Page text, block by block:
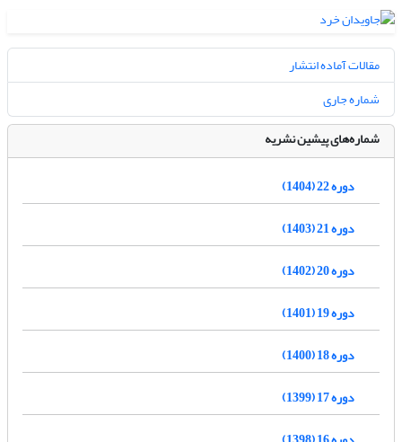
مقالات آماده انتشار
شماره جاری
شماره‌های پیشین نشریه
دوره 22 (1404)
دوره 21 (1403)
دوره 20 (1402)
دوره 19 (1401)
دوره 18 (1400)
دوره 17 (1399)